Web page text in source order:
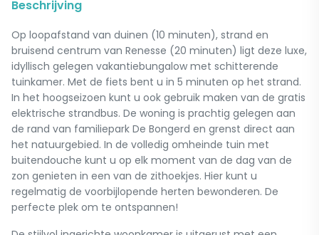
Beschrijving
Op loopafstand van duinen (10 minuten), strand en
bruisend centrum van Renesse (20 minuten) ligt deze luxe,
idyllisch gelegen vakantiebungalow met schitterende
tuinkamer. Met de fiets bent u in 5 minuten op het strand.
In het hoogseizoen kunt u ook gebruik maken van de gratis
elektrische strandbus. De woning is prachtig gelegen aan
de rand van familiepark De Bongerd en grenst direct aan
het natuurgebied. In de volledig omheinde tuin met
buitendouche kunt u op elk moment van de dag van de
zon genieten in een van de zithoekjes. Hier kunt u
regelmatig de voorbijlopende herten bewonderen. De
perfecte plek om te ontspannen!